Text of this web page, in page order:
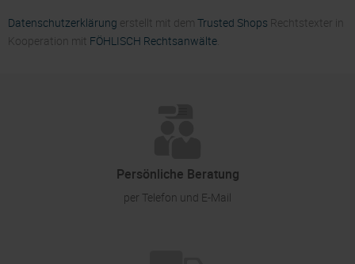
Datenschutzerklärung erstellt mit dem Trusted Shops Rechtstexter in
Kooperation mit FÖHLISCH Rechtsanwälte
Persönliche Beratung
per Telefon und E-Mail